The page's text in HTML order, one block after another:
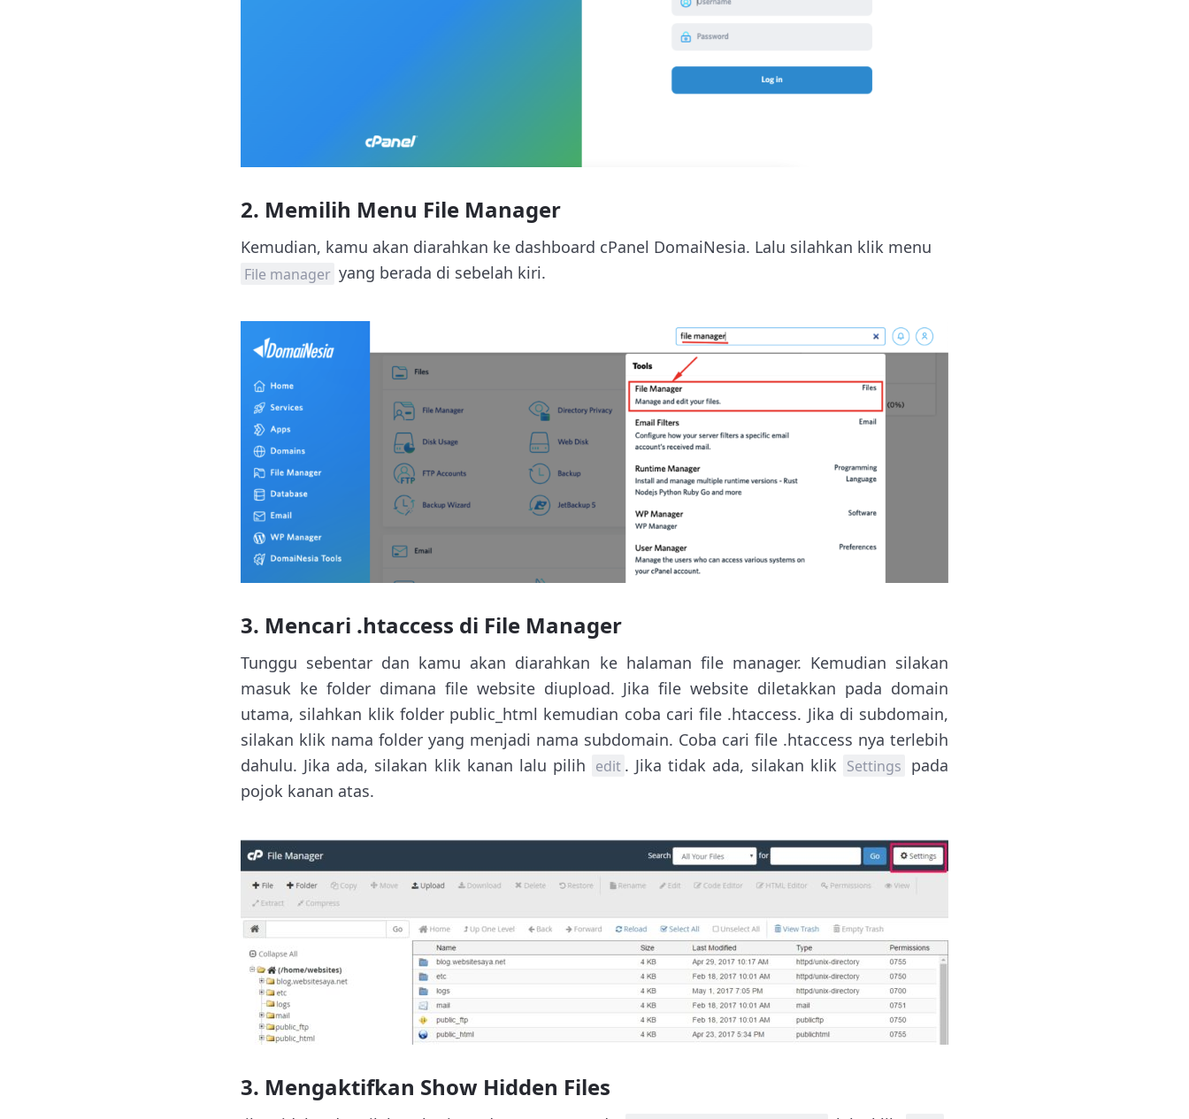
2. Memilih Menu File Manager
Kemudian, kamu akan diarahkan ke dashboard cPanel DomaiNesia. Lalu silahkan klik menu
File manager yang berada di sebelah kiri.
3. Mencari .htaccess di File Manager
Tunggu sebentar dan kamu akan diarahkan ke halaman file manager. Kemudian silakan
masuk ke folder dimana file website diupload. Jika file website diletakkan pada domain
utama, silahkan klik folder public_html kemudian coba cari file .htaccess. Jika di subdomain,
silakan klik nama folder yang menjadi nama subdomain. Coba cari file .htaccess nya terlebih
dahulu. Jika ada, silakan klik kanan lalu pilih edit . Jika tidak ada, silakan klik Settings pada
pojok kanan atas.
3. Mengaktifkan Show Hidden Files